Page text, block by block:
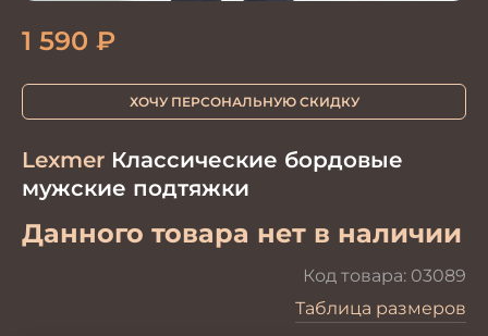
Lexmer Классические бордовые
мужские подтяжки
Данного товара нет в наличии
Код товара: 03089
1 590 ₽
ХОЧУ ПЕРСОНАЛЬНУЮ СКИДКУ
Таблица размеров